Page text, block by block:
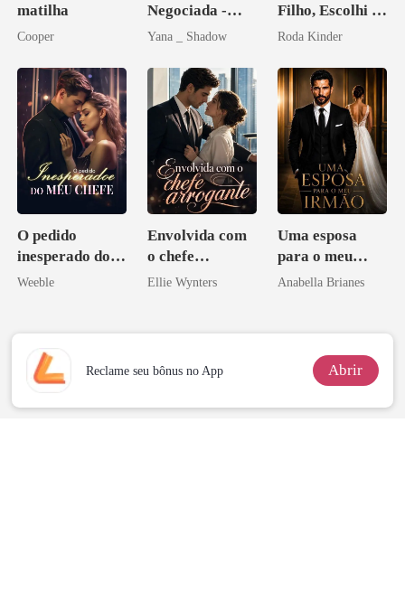
matilha
Cooper
Negociada -
Uma flor para o
Yana _ Shadow
Filho, Escolhi o
Don
Roda Kinder
O pedido
inesperado do
meu chefe
Weeble
Envolvida com
o chefe
arrogante
Ellie Wynters
Uma esposa
para o meu
irmão
Anabella Brianes
Reclame seu bônus no App Abrir